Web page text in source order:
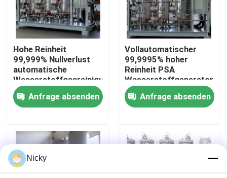
Qualitätskontrolle
Kontakt mit uns
Neuigkeiten
Bitte um ein Angebot
PSA-Stickstoffgasgeneratoren
Hoher Reinheitsgrad-Stickstoff-Generator
Hohe Reinheit
99,999% Nullverlust
automatische
Wasserstoffgasreinigungseinheit
Anfrage absenden
Vollautomatischer
99,9995% hoher
Reinheit PSA
Wasserstoffgenerator
Einfache Installation
Anfrage absenden
Nicky